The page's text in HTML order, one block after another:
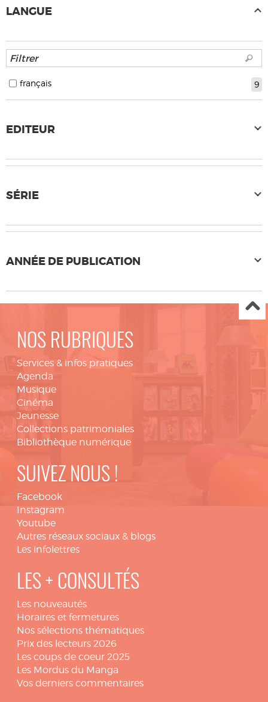
LANGUE
9
français
EDITEUR
SÉRIE
ANNÉE DE PUBLICATION
NOS RUBRIQUES
Services & infos pratiques
Agenda
Musique
Cinéma
Jeunesse
Collections patrimoniales
Bibliothèque numérique
SUIVEZ NOUS !
Facebook
Instagram
Youtube
Autres réseaux sociaux & blogs
Les infolettres
LES + CONSULTÉS
Les nouveautés
Horaires et fermetures
Nos sélections thématiques
Prix des lecteurs 2026
Les coups de coeur 2025
Les Mordus du Manga
Vos derniers commentaires